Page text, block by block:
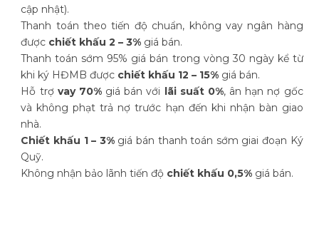
cập nhật).
Thanh toán theo tiến độ chuẩn, không vay ngân hàng
được chiết khấu 2 – 3% giá bán.
Thanh toán sớm 95% giá bán trong vòng 30 ngày kể từ
khi ký HĐMB được chiết khấu 12 – 15% giá bán.
Hỗ trợ vay 70%giá bán với lãi suất 0%, ân hạn nợ gốc
và không phạt trả nợ trước hạn đến khi nhận bàn giao
nhà.
Chiết khấu 1 – 3%giá bán thanh toán sớm giai đoạn Ký
Quỹ.
Không nhận bảo lãnh tiến độ chiết khấu 0,5% giá bán.